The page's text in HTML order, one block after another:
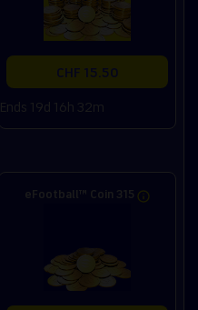
CHF 15.50
Ends 19d 16h 32m
eFootball™ Coin 315